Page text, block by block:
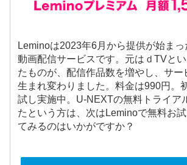
Leminoは2023年6月から提供が始ま
動画配信サービスです。元はｄTVと
たものが、配信作品数を増やし、サー
生まれ変わりました。料金は990円。
試し実施中。U-NEXTの無料トライア
たという方は、次はLeminoで無料お
てみるのはいかがですか？